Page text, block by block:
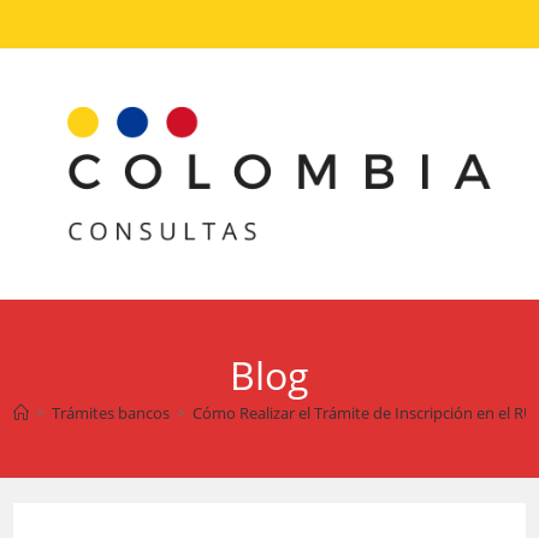
al
Blog
> Trámites bancos > Cómo Realizar el Trámite de Inscripción en el